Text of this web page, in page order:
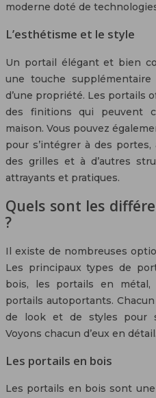
moderne doté de
L’esthétisme et le style
Un portail élégant et bien
une touche
d’une propriété. Les portails
des finitions qui peuvent
maison. Vous pouvez
pour s’intégrer à des
des grilles et à d’autres
attrayants et pratiques.
Quels sont les
?
Il existe de nombreuses
Les principaux types de
bois, les portails en
portails autoportants.
de look et de styles pour
Voyons chacun d’eux en détail.
Les portails en bois
Les portails en bois sont